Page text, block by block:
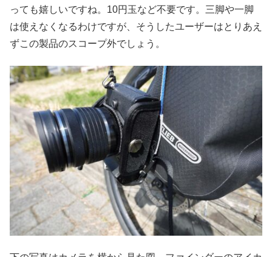
っても嬉しいですね。10円玉など不要です。三脚や一脚
は使えなくなるわけですが、そうしたユーザーはとりあえ
ずこの製品のスコープ外でしょう。